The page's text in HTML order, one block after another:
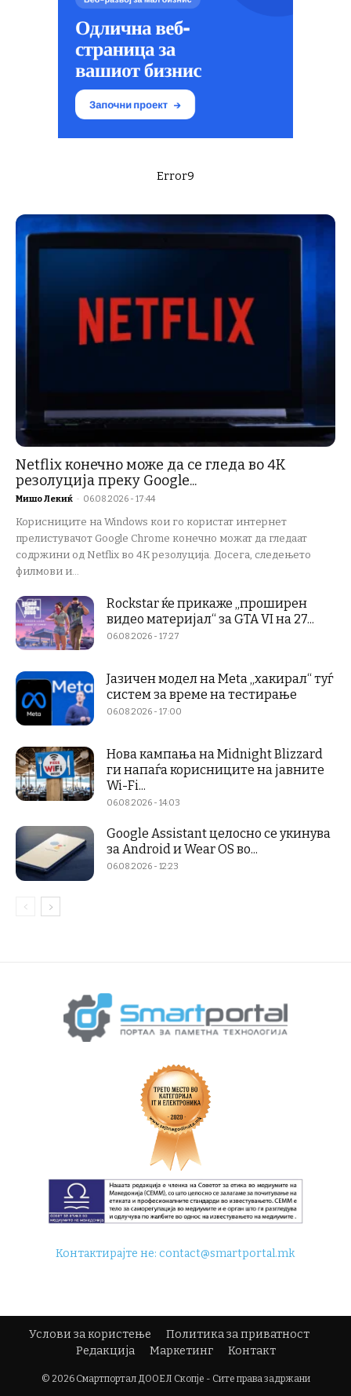
Error9
Netflix конечно може да се гледа во 4K
резолуција преку Google...
Мишо Лекиќ - 06.08.2026 - 17:44
Корисниците на Windows кои го користат интернет
прелистувачот Google Chrome конечно можат да гледаат
содржини од Netflix во 4K резолуција. Досега, следењето
филмови и...
Rockstar ќе прикаже „проширен
видео материјал“ за GTA VI на 27...
06.08.2026 - 17:27
Јазичен модел на Meta „хакирал“ туѓ
систем за време на тестирање
06.08.2026 - 17:00
Нова кампања на Midnight Blizzard
ги напаѓа корисниците на јавните
Wi-Fi...
06.08.2026 - 14:03
Google Assistant целосно се укинува
за Android и Wear OS во...
06.08.2026 - 12:23
Контактирајте не:contact@smartportal.mk
Услови за користење
Политика за приватност
Редакција
Маркетинг Контакт
© 2026 Смартпортал ДООЕЛ Скопје - Сите права задржани